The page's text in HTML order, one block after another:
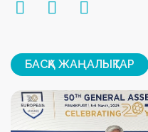
БАСҚА ЖАҢАЛЫҚТАР